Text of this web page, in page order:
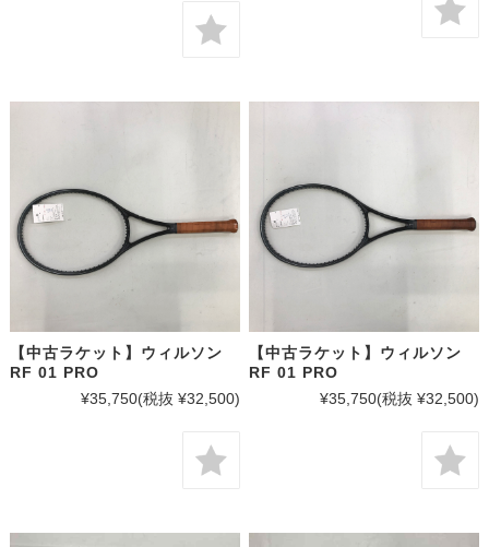
【中古ラケット】ウィルソン
RF 01 PRO
¥35,750(税抜 ¥32,500)
【中古ラケット】ウィルソン
RF 01 PRO
¥35,750(税抜 ¥32,500)